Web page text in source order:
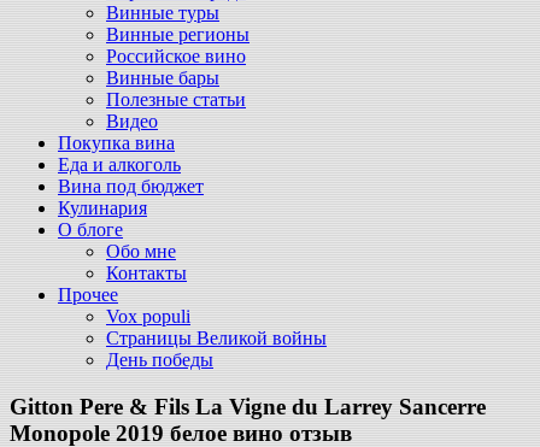
Винные туры
Винные регионы
Российское вино
Винные бары
Полезные статьи
Видео
Покупка вина
Еда и алкоголь
Вина под бюджет
Кулинария
О блоге
Обо мне
Контакты
Прочее
Vox populi
Страницы Великой войны
День победы
Gitton Pere & Fils La Vigne du Larrey Sancerre
Monopole 2019 белое вино отзыв